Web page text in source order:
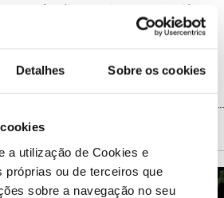
Detalhes Sobre os cookies
a utilização de Cookies e
próprias ou de terceiros que
sobre a navegação no seu
sequência repete-se a partir
entrada em Parc Fermé